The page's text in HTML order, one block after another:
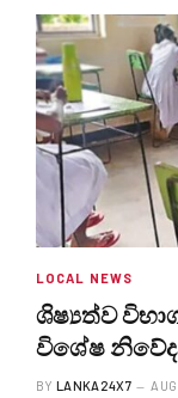
LOCAL NEWS
ශිෂ්‍යත්ව
විශේෂ
BY LANKA24X7